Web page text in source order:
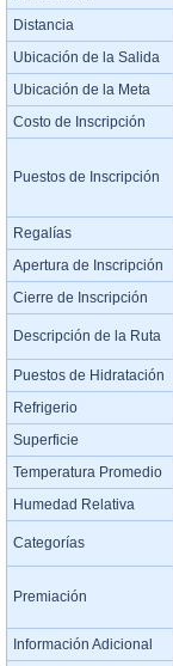
Distancia
Ubicación de la Salida
Ubicación de la Meta
Costo de Inscripción
Puestos de Inscripción
Regalías
Apertura de Inscripción
Cierre de Inscripción
Descripción de la Ruta
Puestos de Hidratación
Refrigerio
Superficie
Temperatura Promedio
Humedad Relativa
Categorías
Premiación
Información Adicional